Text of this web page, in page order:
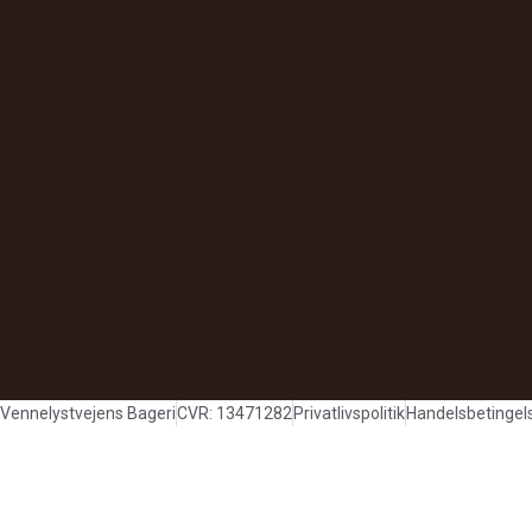
Vennelystvejens BageriCVR: 13471282 Privatlivspolitik